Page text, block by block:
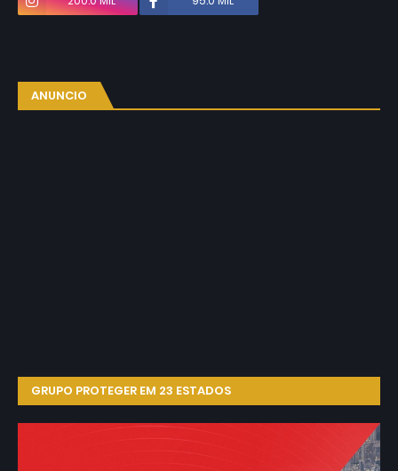
ANUNCIO
GRUPO PROTEGER EM 23 ESTADOS